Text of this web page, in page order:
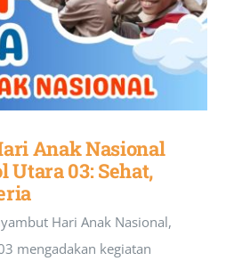
Anak Nasional
Utara 03: Sehat,
Hari Anak Nasional,
mengadakan kegiatan